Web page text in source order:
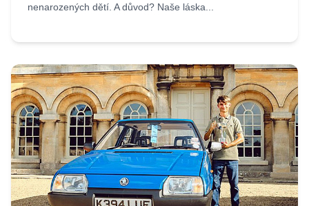
nenarozených dětí. A důvod? Naše láska...